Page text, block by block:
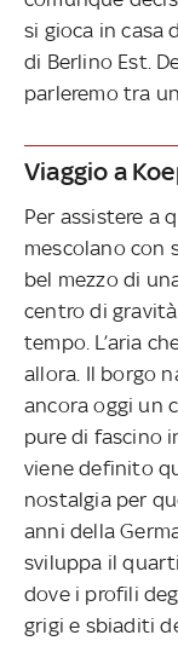
si gioca in casa
di Berlino Est.
parleremo tra un
Viaggio a
Per assistere a
mescolano con
bel mezzo di
centro di
tempo. L’aria
allora. Il borgo
ancora oggi un
pure di fascino
viene definito
nostalgia per
anni della
sviluppa il
dove i profili
grigi e sbiaditi